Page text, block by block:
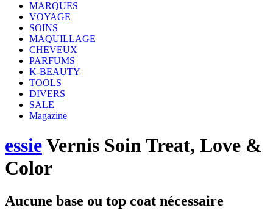
MARQUES
VOYAGE
SOINS
MAQUILLAGE
CHEVEUX
PARFUMS
K-BEAUTY
TOOLS
DIVERS
SALE
Magazine
essieVernis Soin Treat, Love &
Color
Aucune base ou top coat nécessaire